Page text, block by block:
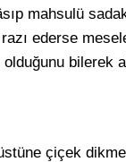
mahsulü
ederse
olduğunu bilerek
çiçek